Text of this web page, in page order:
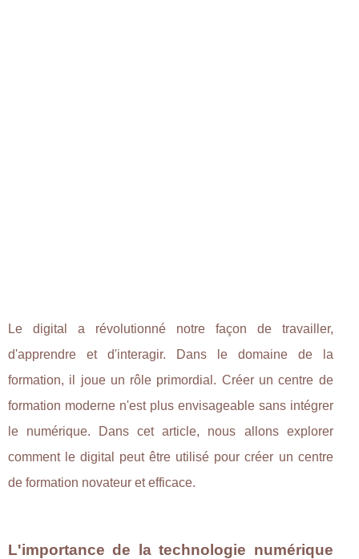
Le digital a révolutionné notre façon de travailler,
d'apprendre et d'interagir. Dans le domaine de la
formation, il joue un rôle primordial. Créer un centre de
formation moderne n'est plus envisageable sans intégrer
le numérique. Dans cet article, nous allons explorer
comment le digital peut être utilisé pour créer un centre
de formation novateur et efficace.
L'importance de la technologie numérique